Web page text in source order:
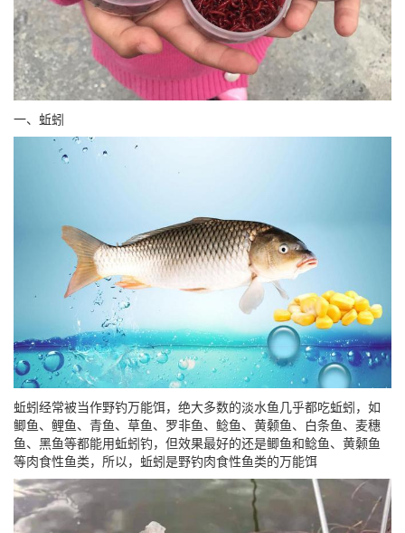
一、蚯蚓
蚯蚓经常被当作野钓万能饵，绝大多数的淡水鱼几乎都吃蚯蚓，如
鲫鱼、鲤鱼、青鱼、草鱼、罗非鱼、鲶鱼、黄颡鱼、白条鱼、麦穗
鱼、黑鱼等都能用蚯蚓钓，但效果最好的还是鲫鱼和鲶鱼、黄颡鱼
等肉食性鱼类，所以，蚯蚓是野钓肉食性鱼类的万能饵